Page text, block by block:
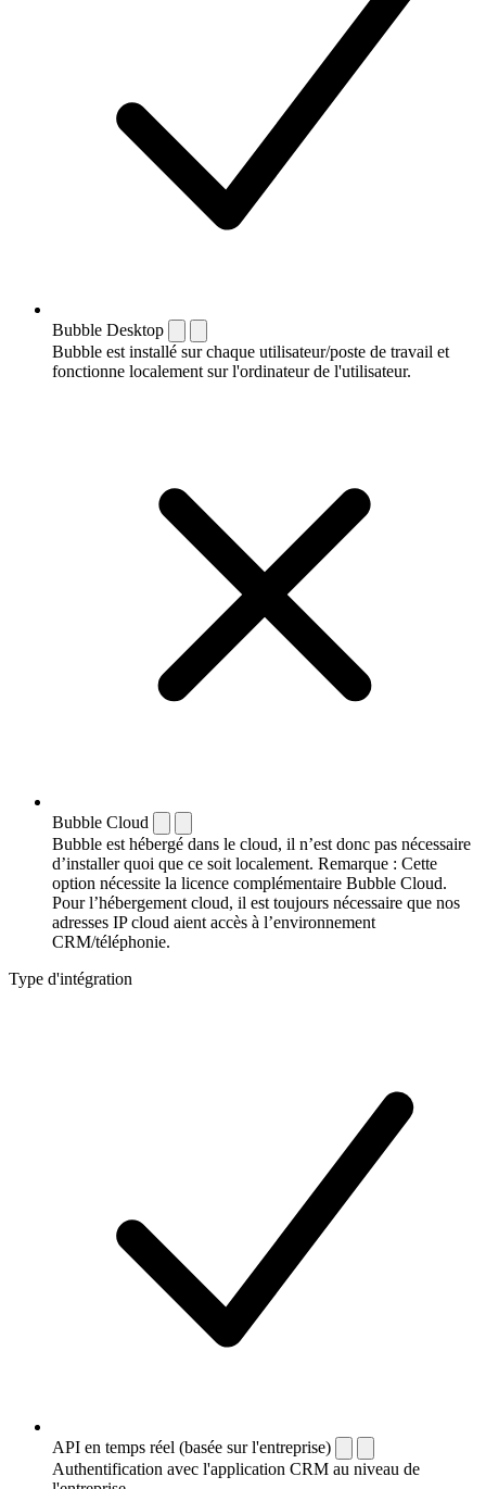
Bubble Desktop
Bubble est installé sur chaque utilisateur/poste de travail et
fonctionne localement sur l'ordinateur de l'utilisateur.
Bubble Cloud
Bubble est hébergé dans le cloud, il n’est donc pas nécessaire
d’installer quoi que ce soit localement. Remarque : Cette
option nécessite la licence complémentaire Bubble Cloud.
Pour l’hébergement cloud, il est toujours nécessaire que nos
adresses IP cloud aient accès à l’environnement
CRM/téléphonie.
Type d'intégration
API en temps réel (basée sur l'entreprise)
Authentification avec l'application CRM au niveau de